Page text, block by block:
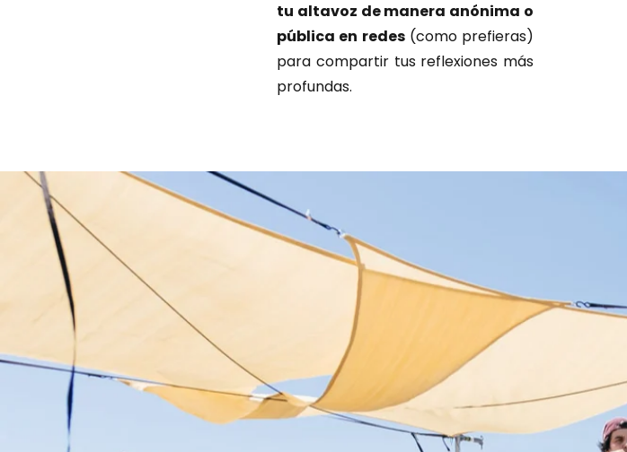
tu altavoz de manera anónima o
pública en redes(como prefieras)
para compartir tus reflexiones más
profundas.